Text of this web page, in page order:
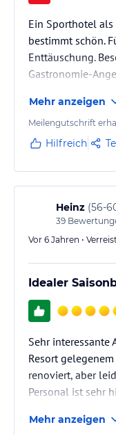
Ein Sporthotel als
bestimmt schön.
Enttäuschung.
Gastronomie-
Mehr anzeigen
Meilengutschrift
Hilfreich
Heinz (56-
39
Vor 6 Jahren •
Idealer
Sehr interessante
Resort
renoviert, aber
Personal ist sehr
bevorstehenden
Mehr anzeigen